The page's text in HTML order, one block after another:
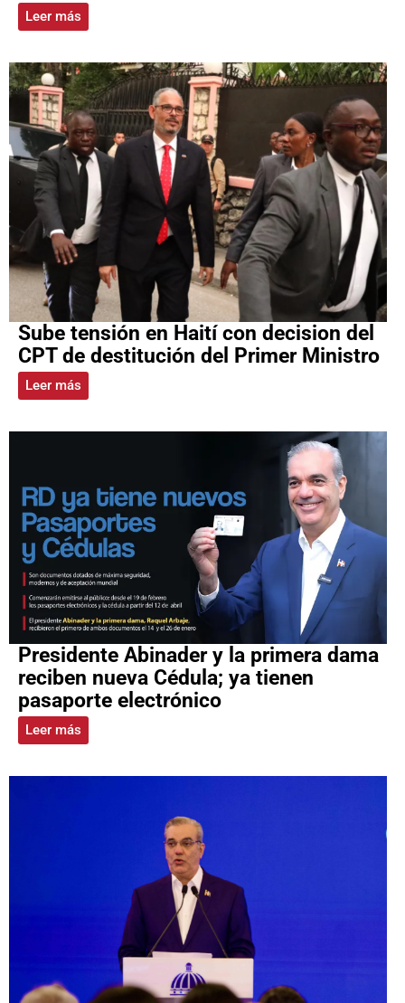
Leer más
Sube tensión en Haití con decision del
CPT de destitución del Primer Ministro
Leer más
Presidente Abinader y la primera dama
reciben nueva Cédula; ya tienen
pasaporte electrónico
Leer más